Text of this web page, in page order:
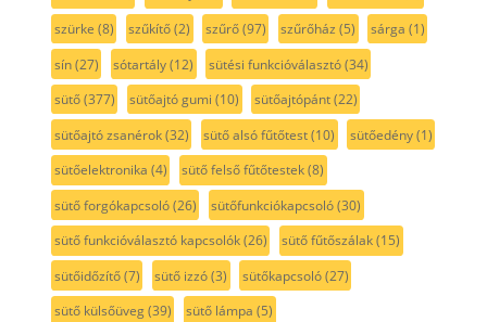
szürke (8) szűkítő(2) szűrő(97) szűrőház (5) sárga (1)
sín(27) sótartály(12) sütési funkcióválasztó(34)
sütő(377) sütőajtó gumi (10) sütőajtópánt(22)
sütőajtó zsanérok(32) sütő alsó fűtőtest(10) sütőedény(1)
sütőelektronika (4) sütő felső fűtőtestek(8)
sütő forgókapcsoló(26) sütőfunkciókapcsoló(30)
sütő funkcióválasztó kapcsolók(26) sütő fűtőszálak(15)
sütőidőzítő(7) sütő izzó(3) sütőkapcsoló(27)
sütő külsőüveg(39) sütő lámpa (5)